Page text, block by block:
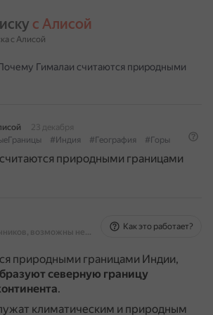
с Алисой
с Алисой
Гималаи считаются природными
23 декабря
#Индия #География #Горы
природными границами
На основе источников, возможны неточности
Как это работает?
природными границами Индии,
северную границу
.
климатическим и природным